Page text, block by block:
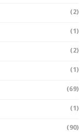
(2)
(1)
(2)
(1)
(69)
(1)
(90)